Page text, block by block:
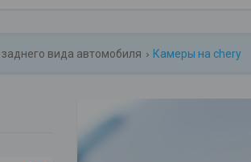
вида автомобиля Камеры на chery